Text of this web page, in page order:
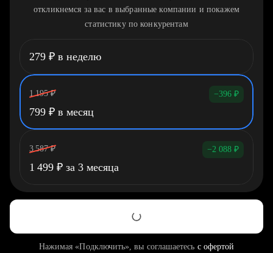
откликнемся за вас в выбранные компании и покажем
статистику по конкурентам
279 ₽ в неделю
1 195 ₽ −396 ₽
799 ₽ в месяц
3 587 ₽ −2 088 ₽
1 499 ₽ за 3 месяца
Нажимая «Подключить», вы соглашаетесь с офертой